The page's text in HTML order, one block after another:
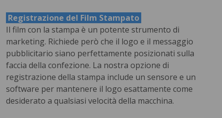
Registrazione del Film Stampato
Il film con la stampa è un potente strumento di
marketing. Richiede però che il logo e il messaggio
pubblicitario siano perfettamente posizionati sulla
faccia della confezione. La nostra opzione di
registrazione della stampa include un sensore e un
software per mantenere il logo esattamente come
desiderato a qualsiasi velocità della macchina.